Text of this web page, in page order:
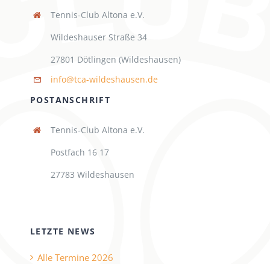
Tennis-Club Altona e.V.
Wildeshauser Straße 34
27801 Dötlingen (Wildeshausen)
info@tca-wildeshausen.de
POSTANSCHRIFT
Tennis-Club Altona e.V.
Postfach 16 17
27783 Wildeshausen
LETZTE NEWS
Alle Termine 2026